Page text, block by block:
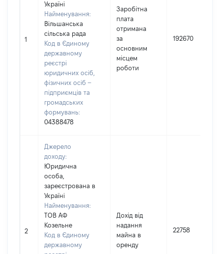
1
Україні
Найменування:
Вільшанська
сільська рада
Код в Єдиному
державному
реєстрі
юридичних осіб,
фізичних осіб –
підприємців та
громадських
формувань:
04388478
Заробітна
плата
отримана
за
основним
місцем
роботи
192670
2
Джерело
доходу:
Юридична
особа,
зареєстрована в
Україні
Найменування:
ТОВ АФ
Козельне
Код в Єдиному
державному
Дохід від
надання
майна в
оренду
22758